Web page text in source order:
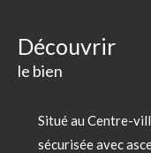
découvrir
le bien
Situé au Centre-
sécurisée avec